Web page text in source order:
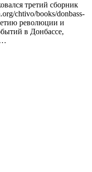
третий сборник
chtivo/books/donbass-
революции и
в Донбассе,